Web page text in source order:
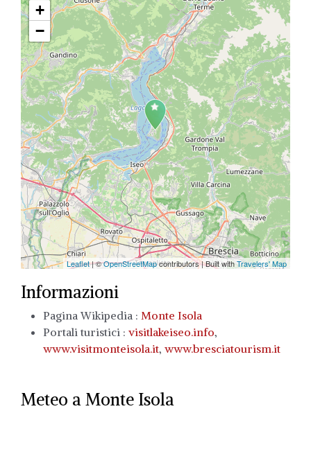
Travelers' Map is loading...
If you see this after your page is
loaded completely, leafletJS files
are missing.
+
−
Leaflet| ©OpenStreetMapcontributors | Built withTravelers' Map
Informazioni
Pagina Wikipedia : Monte Isola
Portali turistici : visitlakeiseo.info,
www.visitmonteisola.it, www.bresciatourism.it
Meteo a Monte Isola